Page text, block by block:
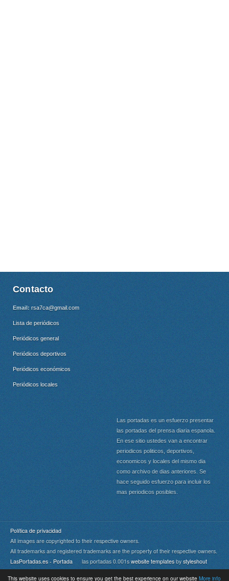
This website uses cookies to ensure you get the best experience on our website More info
Contacto
Email: rsa7ca@gmail.com
Lista de periódicos
Periódicos general
Periódicos deportivos
Periódicos económicos
Periódicos locales
Las portadas es un esfuerzo presentar
las portadas del prensa diaria espanola.
En ese sitio ustedes van a encontrar
periodicos politicos, deportivos,
economicos y locales del mismo dia
como archivo de dias anteriores. Se
hace seguido esfuerzo para incluir los
mas periodicos posibles.
Política de privacidad
All images are copyrighted to their respective owners.
All trademarks and registered trademarks are the property of their respective owners.
LasPortadas.es - Portada las portadas 0.001swebsite templates by styleshout